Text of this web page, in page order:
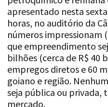
horas, no auditório da
números impressionam
que empreendimento
bilhões (cerca de R$ 40
empregos diretos e 60
goiano e região.
seja pública ou privada,
mercado.